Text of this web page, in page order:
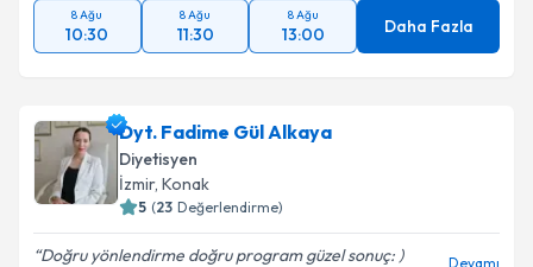
8 Ağu
10:30
8 Ağu
11:30
8 Ağu
13:00 Daha Fazla
Dyt. Fadime Gül Alkaya
Diyetisyen
İzmir, Konak
5 (23 Değerlendirme)
Doğru yönlendirme doğru program güzel sonuç: )
Devamı